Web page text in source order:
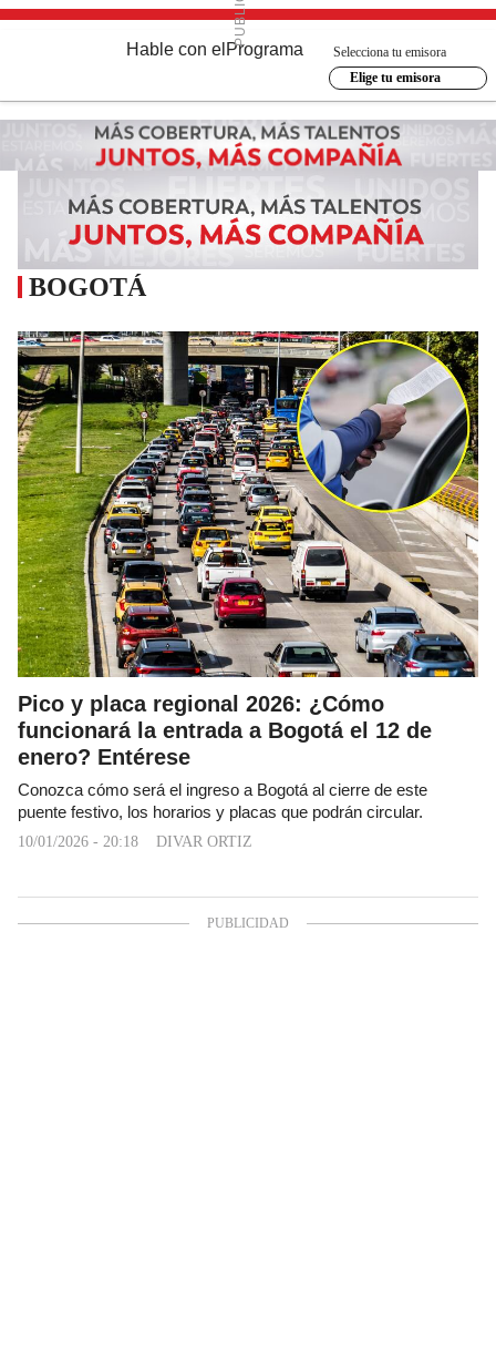
Hable con el Programa
Selecciona tu emisora
Elige tu emisora
BOGOTÁ
Pico y placa regional 2026: ¿Cómo
funcionará la entrada a Bogotá el 12 de
enero? Entérese
Conozca cómo será el ingreso a Bogotá al cierre de este
puente festivo, los horarios y placas que podrán circular.
10/01/2026 - 20:18 DIVAR ORTIZ